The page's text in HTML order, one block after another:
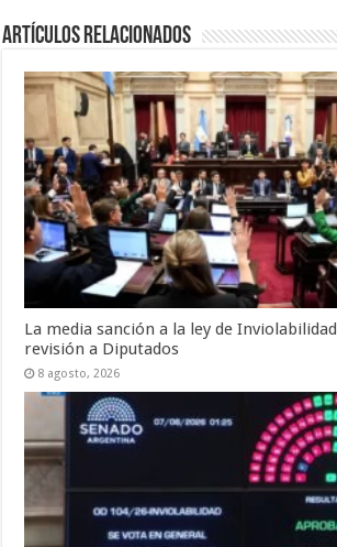
Artículos Relacionados
La media sanción a la ley de
revisión a Diputados
8 agosto, 2026